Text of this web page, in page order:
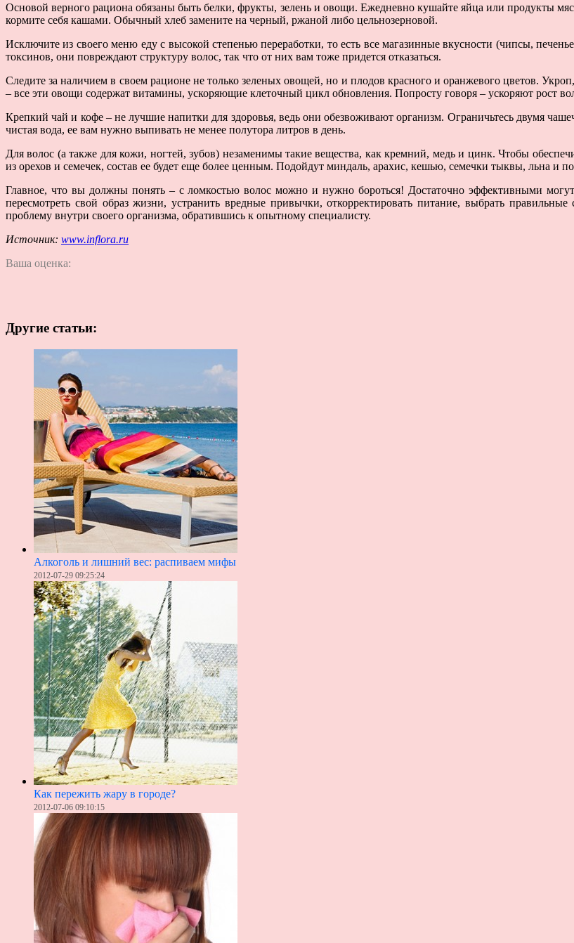
Основой верного рациона обязаны быть белки, фрукты, зелень и овощи. Ежедневно кушайте яйца или продукты
кормите себя кашами. Обычный хлеб замените на черный, ржаной либо цельнозерновой.
Исключите из своего меню еду с высокой степенью переработки, то есть все магазинные вкусности (чипсы,
токсинов, они повреждают структуру волос, так что от них вам тоже придется отказаться.
Следите за наличием в своем рационе не только зеленых овощей, но и плодов красного и оранжевого цветов.
– все эти овощи содержат витамины, ускоряющие клеточный цикл обновления. Попросту говоря – ускоряют рост
Крепкий чай и кофе – не лучшие напитки для здоровья, ведь они обезвоживают организм. Ограничьтесь двумя
чистая вода, ее вам нужно выпивать не менее полутора литров в день.
Для волос (а также для кожи, ногтей, зубов) незаменимы такие вещества, как кремний, медь и цинк. Чтобы
из орехов и семечек, состав ее будет еще более ценным. Подойдут миндаль, арахис, кешью, семечки тыквы, льна и
Главное, что вы должны понять – с ломкостью волос можно и нужно бороться! Достаточно эффективными
пересмотреть свой образ жизни, устранить вредные привычки, откорректировать питание, выбрать
проблему внутри своего организма, обратившись к опытному специалисту.
Источник: www.inflora.ru
Ваша оценка:
Другие статьи:
Алкоголь и лишний вес: распиваем мифы
2012-07-29 09:25:24
Как пережить жару в городе?
2012-07-06 09:10:15